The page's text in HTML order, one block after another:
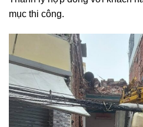
mục thi công.